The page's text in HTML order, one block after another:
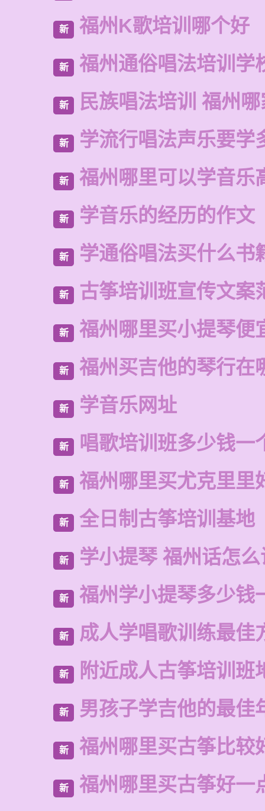
新 福州K歌培训哪个好
新 福州通俗唱法培训学
新 民族唱法培训 福州
新 学流行唱法声乐要学
新 福州哪里可以学音乐
新 学音乐的经历的作文
新 学通俗唱法买什么书
新 古筝培训班宣传文案
新 福州哪里买小提琴便
新 福州买吉他的琴行在
新 学音乐网址
新 唱歌培训班多少钱一
新 福州哪里买尤克里里
新 全日制古筝培训基地
新 学小提琴 福州话怎
新 福州学小提琴多少钱
新 成人学唱歌训练最佳
新 附近成人古筝培训班
新 男孩子学吉他的最佳
新 福州哪里买古筝比较
新 福州哪里买古筝好一